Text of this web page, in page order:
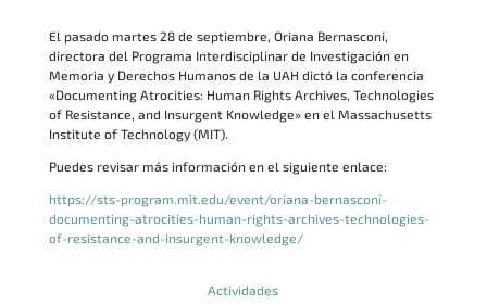
El pasado martes 28 de septiembre, Oriana Bernasconi,
directora del Programa Interdisciplinar de Investigación en
Memoria y Derechos Humanos de la UAH dictó la conferencia
«Documenting Atrocities: Human Rights Archives, Technologies
of Resistance, and Insurgent Knowledge» en el Massachusetts
Institute of Technology (MIT).
Puedes revisar más información en el siguiente enlace:
https://sts-program.mit.edu/event/oriana-bernasconi-
documenting-atrocities-human-rights-archives-technologies-
of-resistance-and-insurgent-knowledge/
Actividades